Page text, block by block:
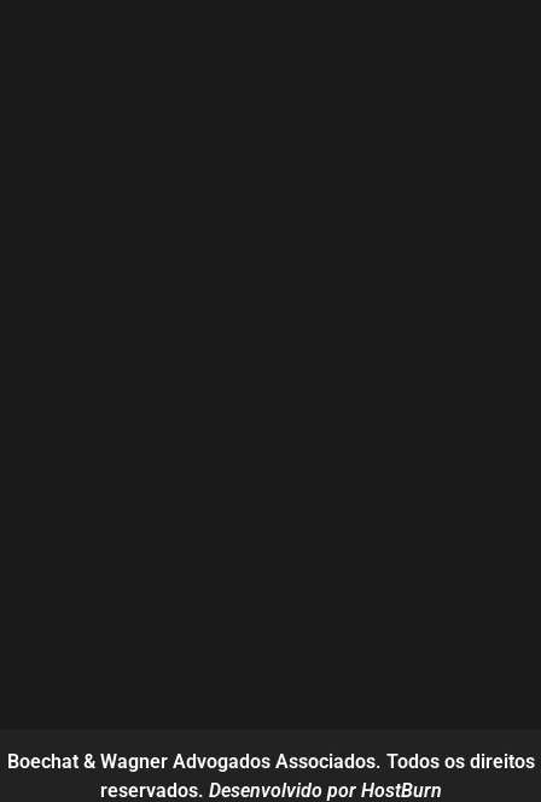
Boechat & Wagner Advogados Associados. Todos os direitos
reservados. Desenvolvido por HostBurn